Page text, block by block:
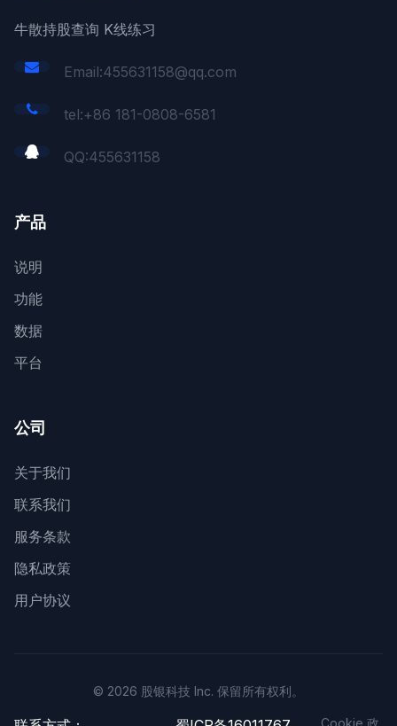
牛散持股查询 K线练习
Email:455631158@qq.com
tel:+86 181-0808-6581
QQ:455631158
产品
说明
功能
数据
平台
公司
关于我们
联系我们
服务条款
隐私政策
用户协议
© 2026 股银科技 Inc. 保留所有权利。
Cookie 政